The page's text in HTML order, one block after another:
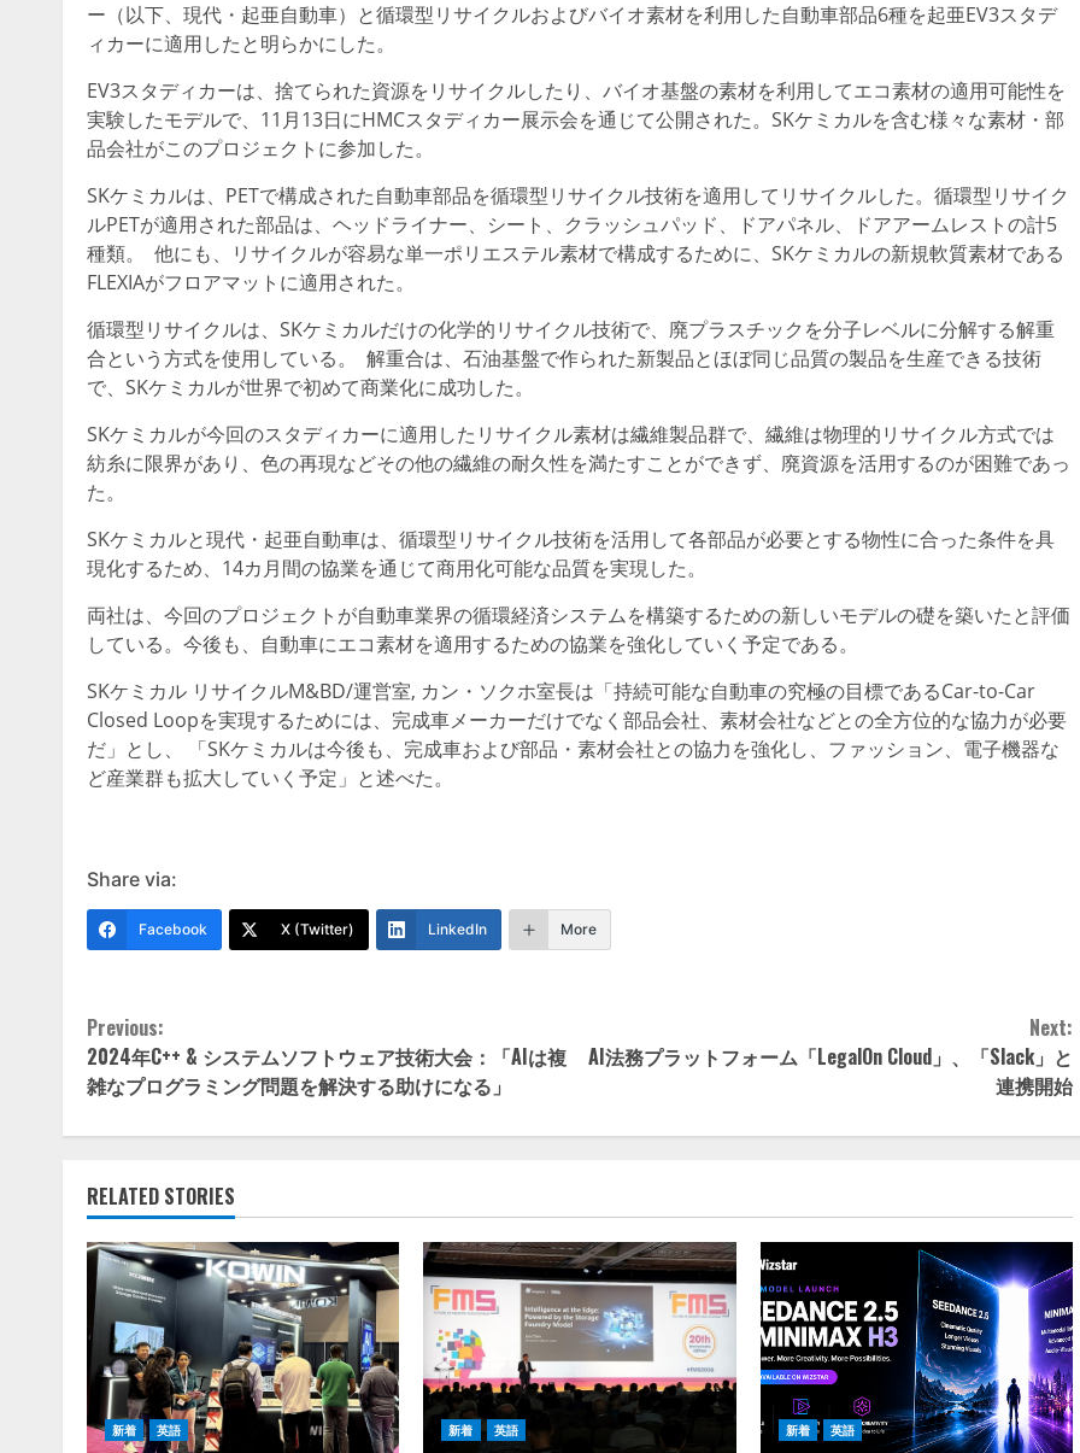
ー（以下、現代・起亜自動車）と循環型リサイクルおよびバイオ素材を利用した自動車部品6種を起亜EV3スタデ
ィカーに適用したと明らかにした。
EV3スタディカーは、捨てられた資源をリサイクルしたり、バイオ基盤の素材を利用してエコ素材の適用可能性を
実験したモデルで、11月13日にHMCスタディカー展示会を通じて公開された。SKケミカルを含む様々な素材・部
品会社がこのプロジェクトに参加した。
SKケミカルは、PETで構成された自動車部品を循環型リサイクル技術を適用してリサイクルした。循環型リサイク
ルPETが適用された部品は、ヘッドライナー、シート、クラッシュパッド、ドアパネル、ドアアームレストの計5
種類。 他にも、リサイクルが容易な単一ポリエステル素材で構成するために、SKケミカルの新規軟質素材である
FLEXIAがフロアマットに適用された。
循環型リサイクルは、SKケミカルだけの化学的リサイクル技術で、廃プラスチックを分子レベルに分解する解重
合という方式を使用している。 解重合は、石油基盤で作られた新製品とほぼ同じ品質の製品を生産できる技術
で、SKケミカルが世界で初めて商業化に成功した。
SKケミカルが今回のスタディカーに適用したリサイクル素材は繊維製品群で、繊維は物理的リサイクル方式では
紡糸に限界があり、色の再現などその他の繊維の耐久性を満たすことができず、廃資源を活用するのが困難であっ
た。
SKケミカルと現代・起亜自動車は、循環型リサイクル技術を活用して各部品が必要とする物性に合った条件を具
現化するため、14カ月間の協業を通じて商用化可能な品質を実現した。
両社は、今回のプロジェクトが自動車業界の循環経済システムを構築するための新しいモデルの礎を築いたと評価
している。今後も、自動車にエコ素材を適用するための協業を強化していく予定である。
SKケミカル リサイクルM&BD/運営室, カン・ソクホ室長は「持続可能な自動車の究極の目標であるCar-to-Car
Closed Loopを実現するためには、完成車メーカーだけでなく部品会社、素材会社などとの全方位的な協力が必要
だ」とし、 「SKケミカルは今後も、完成車および部品・素材会社との協力を強化し、ファッション、電子機器な
ど産業群も拡大していく予定」と述べた。
Share via:
Facebook X (Twitter) LinkedIn More
Continue
Reading
Previous:
2024年C++ & システムソフトウェア技術大会：「AIは複
雑なプログラミング問題を解決する助けになる」
Next:
AI法務プラットフォーム「LegalOn Cloud」、「Slack」と
連携開始
RELATED STORIES
新着 英語 新着 英語 新着 英語